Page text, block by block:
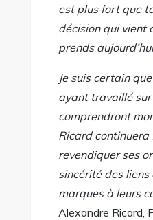
est plus fort que
décision qui vient
prends
Je suis certain
ayant travaillé
comprendront
Ricard continuera
revendiquer ses
sincérité des liens
marques à leurs
Alexandre Ricard,